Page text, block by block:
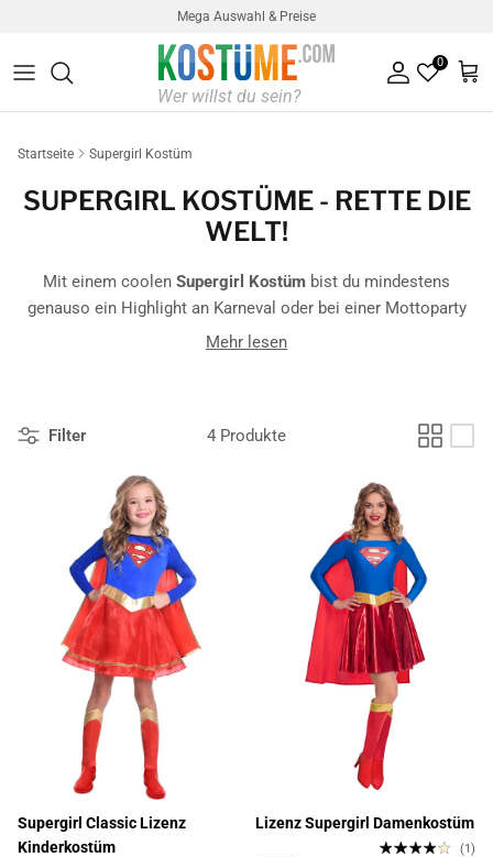
Mega Auswahl & Preise
0
Konto
Startseite Supergirl Kostüm
SUPERGIRL KOSTÜME - RETTE DIE
WELT!
Mit einem coolen Supergirl Kostüm bist du mindestens
genauso ein Highlight an Karneval oder bei einer Mottoparty
männliche Pendantdes beliebten Superhelden. Werde
Mehr lesen
Filter 4 Produkte
Supergirl Classic Lizenz
Kinderkostüm
Lizenz Supergirl Damenkostüm
(1)